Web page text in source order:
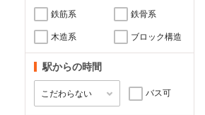
鉄筋系 鉄骨系
木造系 ブロック構造
駅からの時間
バス可